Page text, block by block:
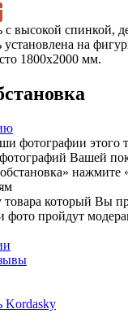
с высокой спинкой,
на
1800х2000 мм.
фотографии этого
Вашей
нажмите
товара который Вы
фото пройдут
Kordasky